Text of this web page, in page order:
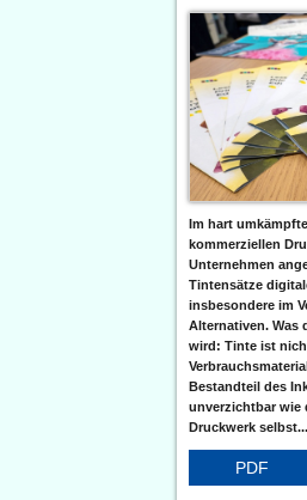
Im hart
kommerziellen
Unternehmen
Tintensätze
insbesondere im
Alternativen. Was
wird: Tinte ist
Bestandteil des
unverzichtbar wie
Druckwerk
PDF